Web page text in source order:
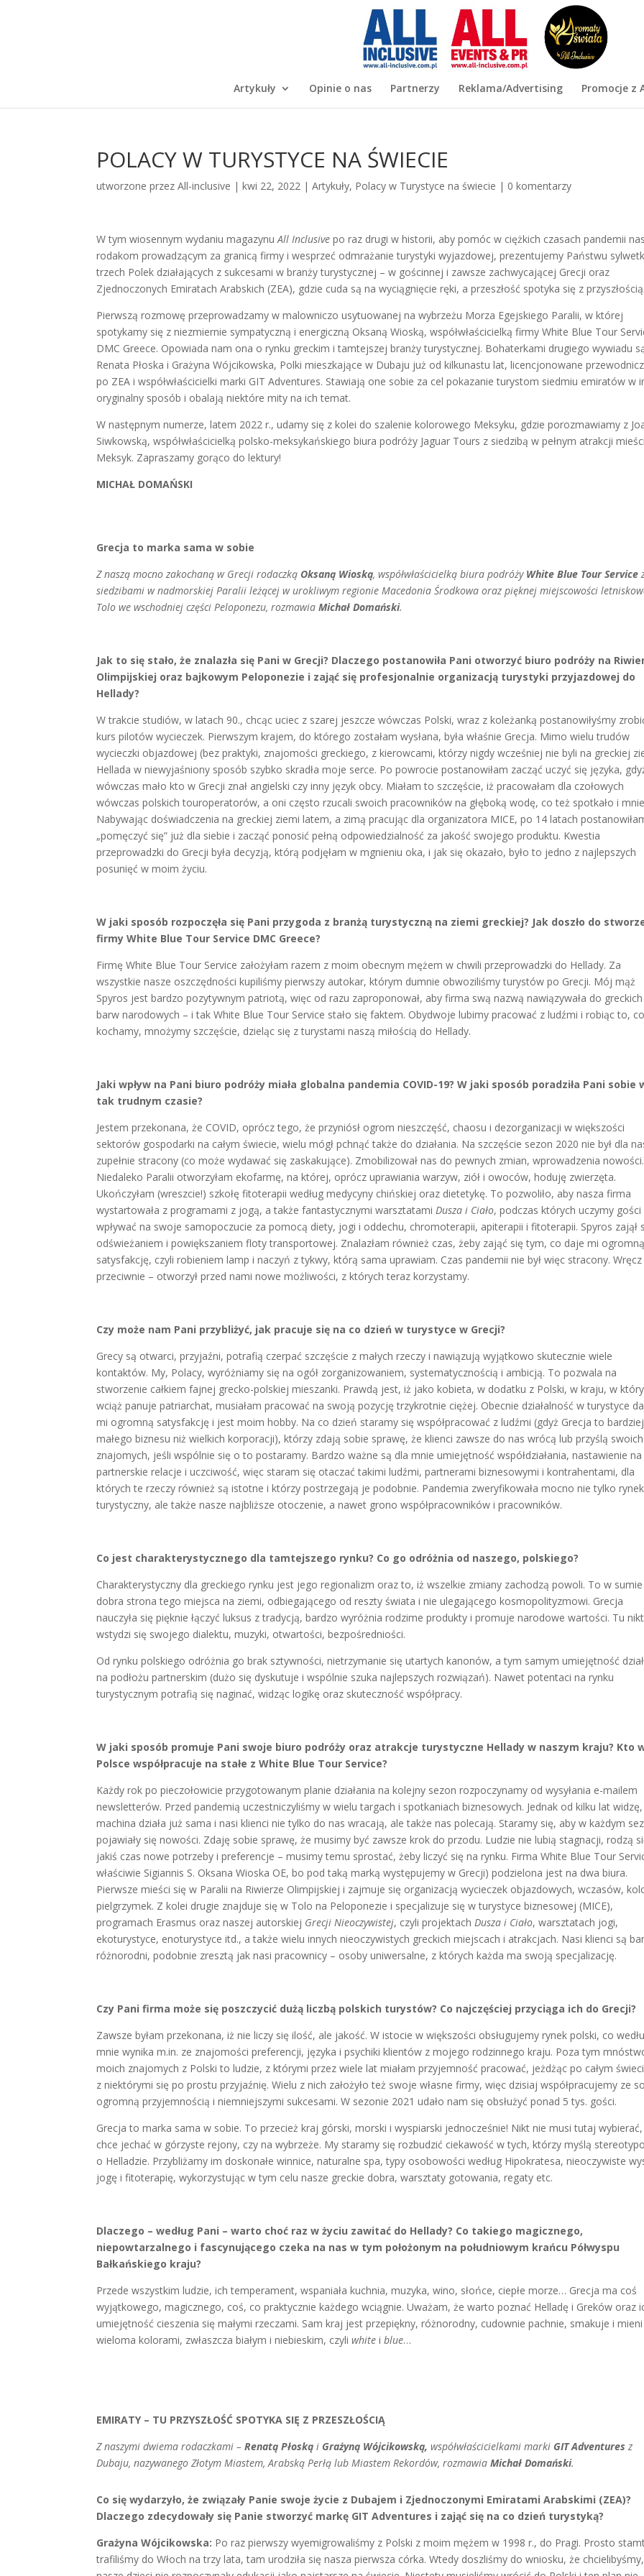
Artykuły Opinie o nas Partnerzy Reklama/Advertising Promocje z
POLACY W TURYSTYCE NA ŚWIECIE
utworzone przezAll-inclusive |kwi 22, 2022 |Artykuły, Polacy w Turystyce na świecie | 0 komentarzy
W tym wiosennym wydaniu magazynuAll Inclusive po raz drugi w historii, aby pomóc w ciężkich czasach pandemii
rodakom prowadzącym za granicą firmy i wesprzeć odmrażanie turystyki wyjazdowej, prezentujemy Państwu
trzech Polek działających z sukcesami w branży turystycznej – w gościnnej i zawsze zachwycającej Grecji oraz
Zjednoczonych Emiratach Arabskich (ZEA), gdzie cuda są na wyciągnięcie ręki, a przeszłość spotyka się z przyszłością.
Pierwszą rozmowę przeprowadzamy w malowniczo usytuowanej na wybrzeżu Morza Egejskiego Paralii, w której
spotykamy się z niezmiernie sympatyczną i energiczną Oksaną Wioską, współwłaścicielką firmy White Blue Tour
DMC Greece. Opowiada nam ona o rynku greckim i tamtejszej branży turystycznej. Bohaterkami drugiego wywiadu
Renata Płoska i Grażyna Wójcikowska, Polki mieszkające w Dubaju już od kilkunastu lat, licencjonowane
po ZEA i współwłaścicielki marki GIT Adventures. Stawiają one sobie za cel pokazanie turystom siedmiu emiratów w
oryginalny sposób i obalają niektóre mity na ich temat.
W następnym numerze, latem 2022 r., udamy się z kolei do szalenie kolorowego Meksyku, gdzie porozmawiamy z
Siwkowską, współwłaścicielką polsko-meksykańskiego biura podróży Jaguar Tours z siedzibą w pełnym atrakcji
Meksyk. Zapraszamy gorąco do lektury!
MICHAŁ DOMAŃSKI
Grecja to marka sama w sobie
Z naszą mocno zakochaną w Grecji rodaczką Oksaną Wioską, współwłaścicielką biura podróży White Blue Tour Service
siedzibami w nadmorskiej Paralii leżącej w urokliwym regionie Macedonia Środkowa oraz pięknej miejscowości
Tolo we wschodniej części Peloponezu, rozmawiaMichał Domański.
Jak to się stało, że znalazła się Pani w Grecji? Dlaczego postanowiła Pani otworzyć biuro podróży na
Olimpijskiej oraz bajkowym Peloponezie i zająć się profesjonalnie organizacją turystyki przyjazdowej do
Hellady?
W trakcie studiów, w latach 90., chcąc uciec z szarej jeszcze wówczas Polski, wraz z koleżanką postanowiłyśmy
kurs pilotów wycieczek. Pierwszym krajem, do którego zostałam wysłana, była właśnie Grecja. Mimo wielu trudów
wycieczki objazdowej (bez praktyki, znajomości greckiego, z kierowcami, którzy nigdy wcześniej nie byli na greckiej
Hellada w niewyjaśniony sposób szybko skradła moje serce. Po powrocie postanowiłam zacząć uczyć się języka,
wówczas mało kto w Grecji znał angielski czy inny język obcy. Miałam to szczęście, iż pracowałam dla czołowych
wówczas polskich touroperatorów, a oni często rzucali swoich pracowników na głęboką wodę, co też spotkało i
Nabywając doświadczenia na greckiej ziemi latem, a zimą pracując dla organizatora MICE, po 14 latach
„pomęczyć się” już dla siebie i zacząć ponosić pełną odpowiedzialność za jakość swojego produktu. Kwestia
przeprowadzki do Grecji była decyzją, którą podjęłam w mgnieniu oka, i jak się okazało, było to jedno z najlepszych
posunięć w moim życiu.
W jaki sposób rozpoczęła się Pani przygoda z branżą turystyczną na ziemi greckiej? Jak doszło do
firmyWhite Blue Tour Service DMC Greece?
Firmę White Blue Tour Service założyłam razem z moim obecnym mężem w chwili przeprowadzki do Hellady. Za
wszystkie nasze oszczędności kupiliśmy pierwszy autokar, którym dumnie obwoziliśmy turystów po Grecji. Mój mąż
Spyros jest bardzo pozytywnym patriotą, więc od razu zaproponował, aby firma swą nazwą nawiązywała do greckich
barw narodowych – i tak White Blue Tour Service stało się faktem. Obydwoje lubimy pracować z ludźmi i robiąc to, co
kochamy, mnożymy szczęście, dzieląc się z turystami naszą miłością do Hellady.
Jaki wpływ na Pani biuro podróży miała globalna pandemia COVID-19? W jaki sposób poradziła Pani sobie
tak trudnym czasie?
Jestem przekonana, że COVID, oprócz tego, że przyniósł ogrom nieszczęść, chaosu i dezorganizacji w większości
sektorów gospodarki na całym świecie, wielu mógł pchnąć także do działania. Na szczęście sezon 2020 nie był dla
zupełnie stracony (co może wydawać się zaskakujące). Zmobilizował nas do pewnych zmian, wprowadzenia nowości.
Niedaleko Paralii otworzyłam ekofarmę, na której, oprócz uprawiania warzyw, ziół i owoców, hoduję zwierzęta.
Ukończyłam (wreszcie!) szkołę fitoterapii według medycyny chińskiej oraz dietetykę. To pozwoliło, aby nasza firma
wystartowała z programami z jogą, a także fantastycznymi warsztatamiDusza i Ciało, podczas których uczymy gości
wpływać na swoje samopoczucie za pomocą diety, jogi i oddechu, chromoterapii, apiterapii i fitoterapii. Spyros zajął
odświeżaniem i powiększaniem floty transportowej. Znalazłam również czas, żeby zająć się tym, co daje mi ogromną
satysfakcję, czyli robieniem lamp i naczyń z tykwy, którą sama uprawiam. Czas pandemii nie był więc stracony. Wręcz
przeciwnie – otworzył przed nami nowe możliwości, z których teraz korzystamy.
Czy może nam Pani przybliżyć, jak pracuje się na co dzień w turystyce w Grecji?
Grecy są otwarci, przyjaźni, potrafią czerpać szczęście z małych rzeczy i nawiązują wyjątkowo skutecznie wiele
kontaktów. My, Polacy, wyróżniamy się na ogół zorganizowaniem, systematycznością i ambicją. To pozwala na
stworzenie całkiem fajnej grecko-polskiej mieszanki. Prawdą jest, iż jako kobieta, w dodatku z Polski, w kraju, w
wciąż panuje patriarchat, musiałam pracować na swoją pozycję trzykrotnie ciężej. Obecnie działalność w turystyce
mi ogromną satysfakcję i jest moim hobby. Na co dzień staramy się współpracować z ludźmi (gdyż Grecja to
małego biznesu niż wielkich korporacji), którzy zdają sobie sprawę, że klienci zawsze do nas wrócą lub przyślą swoich
znajomych, jeśli wspólnie się o to postaramy. Bardzo ważne są dla mnie umiejętność współdziałania, nastawienie na
partnerskie relacje i uczciwość, więc staram się otaczać takimi ludźmi, partnerami biznesowymi i kontrahentami, dla
których te rzeczy również są istotne i którzy postrzegają je podobnie. Pandemia zweryfikowała mocno nie tylko rynek
turystyczny, ale także nasze najbliższe otoczenie, a nawet grono współpracowników i pracowników.
Co jest charakterystycznego dla tamtejszego rynku? Co go odróżnia od naszego, polskiego?
Charakterystyczny dla greckiego rynku jest jego regionalizm oraz to, iż wszelkie zmiany zachodzą powoli. To w sumie
dobra strona tego miejsca na ziemi, odbiegającego od reszty świata i nie ulegającego kosmopolityzmowi. Grecja
nauczyła się pięknie łączyć luksus z tradycją, bardzo wyróżnia rodzime produkty i promuje narodowe wartości. Tu
wstydzi się swojego dialektu, muzyki, otwartości, bezpośredniości.
Od rynku polskiego odróżnia go brak sztywności, nietrzymanie się utartych kanonów, a tym samym umiejętność
na podłożu partnerskim (dużo się dyskutuje i wspólnie szuka najlepszych rozwiązań). Nawet potentaci na rynku
turystycznym potrafią się naginać, widząc logikę oraz skuteczność współpracy.
W jaki sposób promuje Pani swoje biuro podróży oraz atrakcje turystyczne Hellady w naszym kraju? Kto
Polsce współpracuje na stałe z White Blue Tour Service?
Każdy rok po pieczołowicie przygotowanym planie działania na kolejny sezon rozpoczynamy od wysyłania e-mailem
newsletterów. Przed pandemią uczestniczyliśmy w wielu targach i spotkaniach biznesowych. Jednak od kilku lat
machina działa już sama i nasi klienci nie tylko do nas wracają, ale także nas polecają. Staramy się, aby w każdym
pojawiały się nowości. Zdaję sobie sprawę, że musimy być zawsze krok do przodu. Ludzie nie lubią stagnacji, rodzą
jakiś czas nowe potrzeby i preferencje – musimy temu sprostać, żeby liczyć się na rynku. Firma White Blue Tour
właściwie Sigiannis S. Oksana Wioska OE, bo pod taką marką występujemy w Grecji) podzielona jest na dwa biura.
Pierwsze mieści się w Paralii na Riwierze Olimpijskiej i zajmuje się organizacją wycieczek objazdowych, wczasów,
pielgrzymek. Z kolei drugie znajduje się w Tolo na Peloponezie i specjalizuje się w turystyce biznesowej (MICE),
programach Erasmus oraz naszej autorskiej Grecji Nieoczywistej, czyli projektachDusza i Ciało, warsztatach jogi,
ekoturystyce, enoturystyce itd., a także wielu innych nieoczywistych greckich miejscach i atrakcjach. Nasi klienci są
różnorodni, podobnie zresztą jak nasi pracownicy – osoby uniwersalne, z których każda ma swoją specjalizację.
Czy Pani firma może się poszczycić dużą liczbą polskich turystów? Co najczęściej przyciąga ich do Grecji?
Zawsze byłam przekonana, iż nie liczy się ilość, ale jakość. W istocie w większości obsługujemy rynek polski, co
mnie wynika m.in. ze znajomości preferencji, języka i psychiki klientów z mojego rodzinnego kraju. Poza tym
moich znajomych z Polski to ludzie, z którymi przez wiele lat miałam przyjemność pracować, jeżdżąc po całym
z niektórymi się po prostu przyjaźnię. Wielu z nich założyło też swoje własne firmy, więc dzisiaj współpracujemy ze
ogromną przyjemnością i niemniejszymi sukcesami. W sezonie 2021 udało nam się obsłużyć ponad 5 tys. gości.
Grecja to marka sama w sobie. To przecież kraj górski, morski i wyspiarski jednocześnie! Nikt nie musi tutaj
chce jechać w górzyste rejony, czy na wybrzeże. My staramy się rozbudzić ciekawość w tych, którzy myślą
o Helladzie. Przybliżamy im doskonałe winnice, naturalne spa, typy osobowości według Hipokratesa, nieoczywiste
jogę i fitoterapię, wykorzystując w tym celu nasze greckie dobra, warsztaty gotowania, regaty etc.
Dlaczego – według Pani – warto choć raz w życiu zawitać do Hellady? Co takiego magicznego,
niepowtarzalnego i fascynującego czeka na nas w tym położonym na południowym krańcu Półwyspu
Bałkańskiego kraju?
Przede wszystkim ludzie, ich temperament, wspaniała kuchnia, muzyka, wino, słońce, ciepłe morze… Grecja ma coś
wyjątkowego, magicznego, coś, co praktycznie każdego wciągnie. Uważam, że warto poznać Helladę i Greków oraz
umiejętność cieszenia się małymi rzeczami. Sam kraj jest przepiękny, różnorodny, cudownie pachnie, smakuje i mieni
wieloma kolorami, zwłaszcza białym i niebieskim, czyliwhite iblue…
EMIRATY – TU PRZYSZŁOŚĆ SPOTYKA SIĘ Z PRZESZŁOŚCIĄ
Z naszymi dwiema rodaczkami –Renatą Płoskąi Grażyną Wójcikowską, współwłaścicielkami marki GIT Adventuresz
Dubaju, nazywanego Złotym Miastem, Arabską Perłą lub Miastem Rekordów, rozmawiaMichał Domański.
Co się wydarzyło, że związały Panie swoje życie z Dubajem i Zjednoczonymi Emiratami Arabskimi (ZEA)?
Dlaczego zdecydowały się Panie stworzyć markę GIT Adventures i zająć się na co dzień turystyką?
Grażyna Wójcikowska: Po raz pierwszy wyemigrowaliśmy z Polski z moim mężem w 1998 r., do Pragi. Prosto
trafiliśmy do Włoch na trzy lata, tam urodziła się nasza pierwsza córka. Wtedy doszliśmy do wniosku, że